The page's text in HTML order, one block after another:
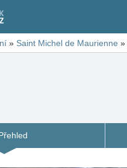
» Saint Michel de Maurienne »